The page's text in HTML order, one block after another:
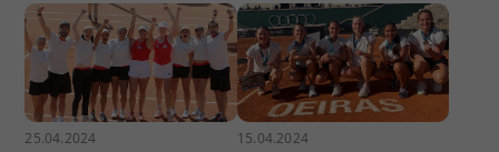
25.04.2024 15.04.2024